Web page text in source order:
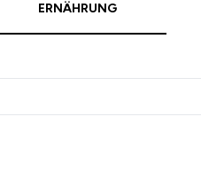
ERNÄHRUNG